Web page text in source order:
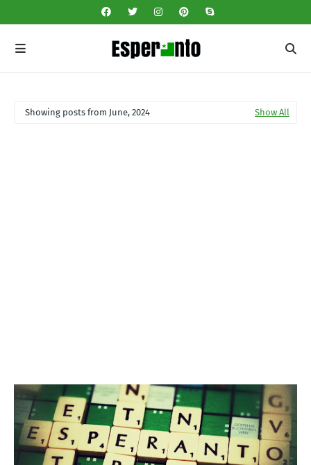
Showing posts from June, 2024 Show All